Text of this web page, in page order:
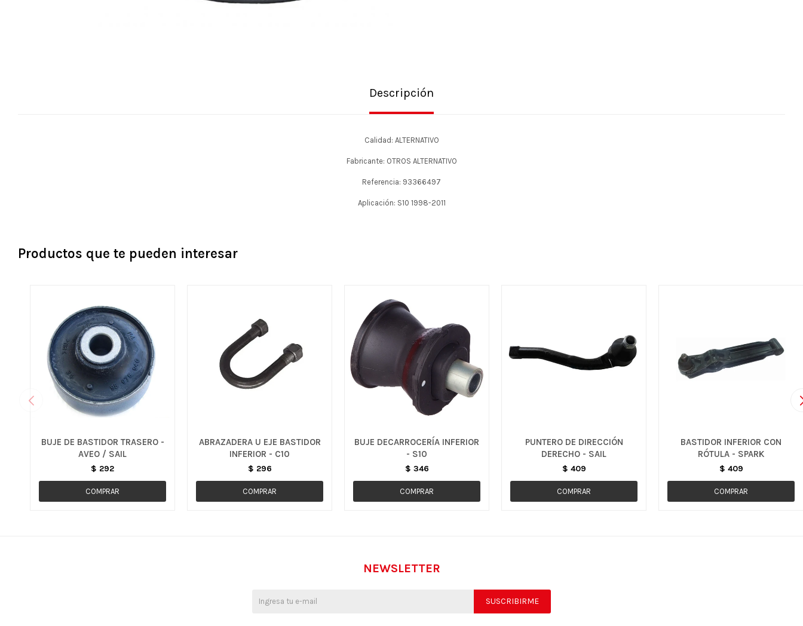
Descripción
Calidad: ALTERNATIVO
Fabricante: OTROS ALTERNATIVO
Referencia: 93366497
Aplicación: S10 1998-2011
Productos que te pueden interesar
BUJE DE BASTIDOR TRASERO -
AVEO / SAIL
$ 292
ABRAZADERA U EJE BASTIDOR
INFERIOR - C10
$ 296
BUJE DECARROCERÍA INFERIOR
- S10
$ 346
PUNTERO DE DIRECCIÓN
DERECHO - SAIL
$ 409
BASTIDOR INFERIOR CON
RÓTULA - SPARK
$ 409
NEWSLETTER
SUSCRIBIRME